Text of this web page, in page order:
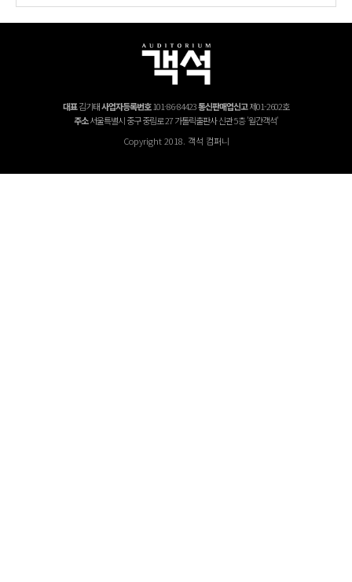
대표김기태사업자등록번호101-86-84423통신판매업신고제01-2602호
주소서울특별시 중구 중림로 27 가톨릭출판사 신관 5층 '월간객석'
Copyright 2018. 객석 컴퍼니